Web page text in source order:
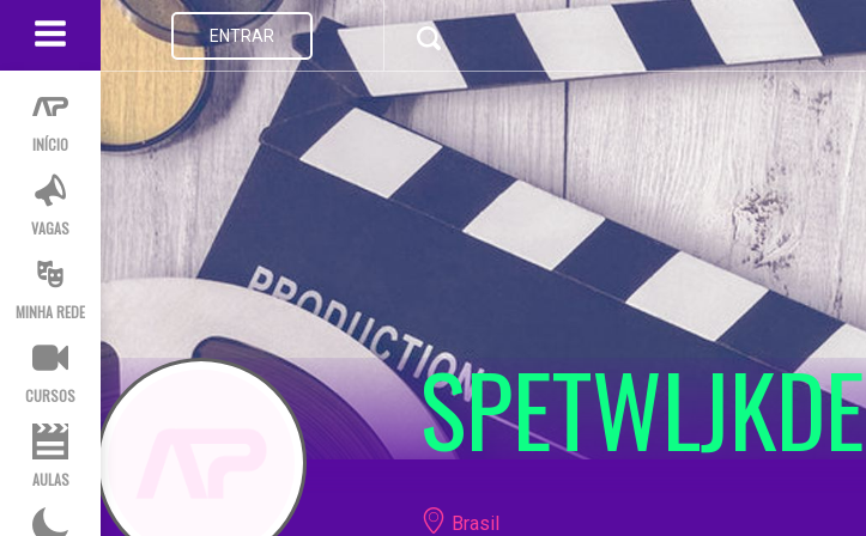
INÍCIO
VAGAS
MINHA REDE
CURSOS
AULAS
ENTRAR
SPETWLJKDE
Brasil